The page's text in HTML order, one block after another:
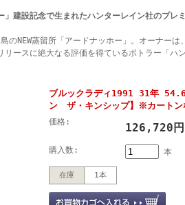
」建設記念で生まれたハンターレイン社のプ
のNEW蒸留所「アードナッホー」。オーナー
ースに絶大なる評価を得ているボトラー「ハ
ブルックラディ1991 31年
ン ザ・キンシップ】※カートン
価格: 126,720
購入数: 本
在庫 1本